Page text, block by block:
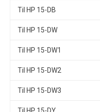
Til HP 15-DB
Til HP 15-DW
Til HP 15-DW1
Til HP 15-DW2
Til HP 15-DW3